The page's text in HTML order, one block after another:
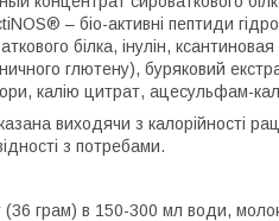
– біо-активні пептиди
білка, інулін,
глютену), буряковий
калію цитрат, ацесульфам-
виходячи з калорійності
з потребами.
(36 грам) в 150-300 мл води,